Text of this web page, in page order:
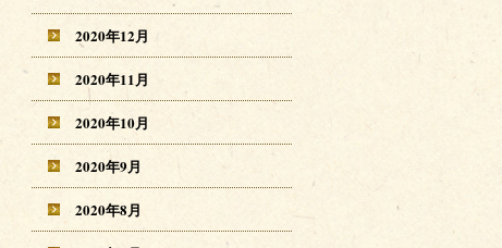
2020年12月
2020年11月
2020年10月
2020年9月
2020年8月